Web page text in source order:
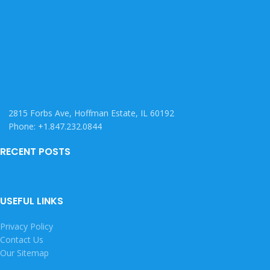
2815 Forbs Ave, Hoffman Estate, IL 60192
Phone: +1.847.232.0844
RECENT POSTS
USEFUL LINKS
Privacy Policy
Contact Us
Our Sitemap